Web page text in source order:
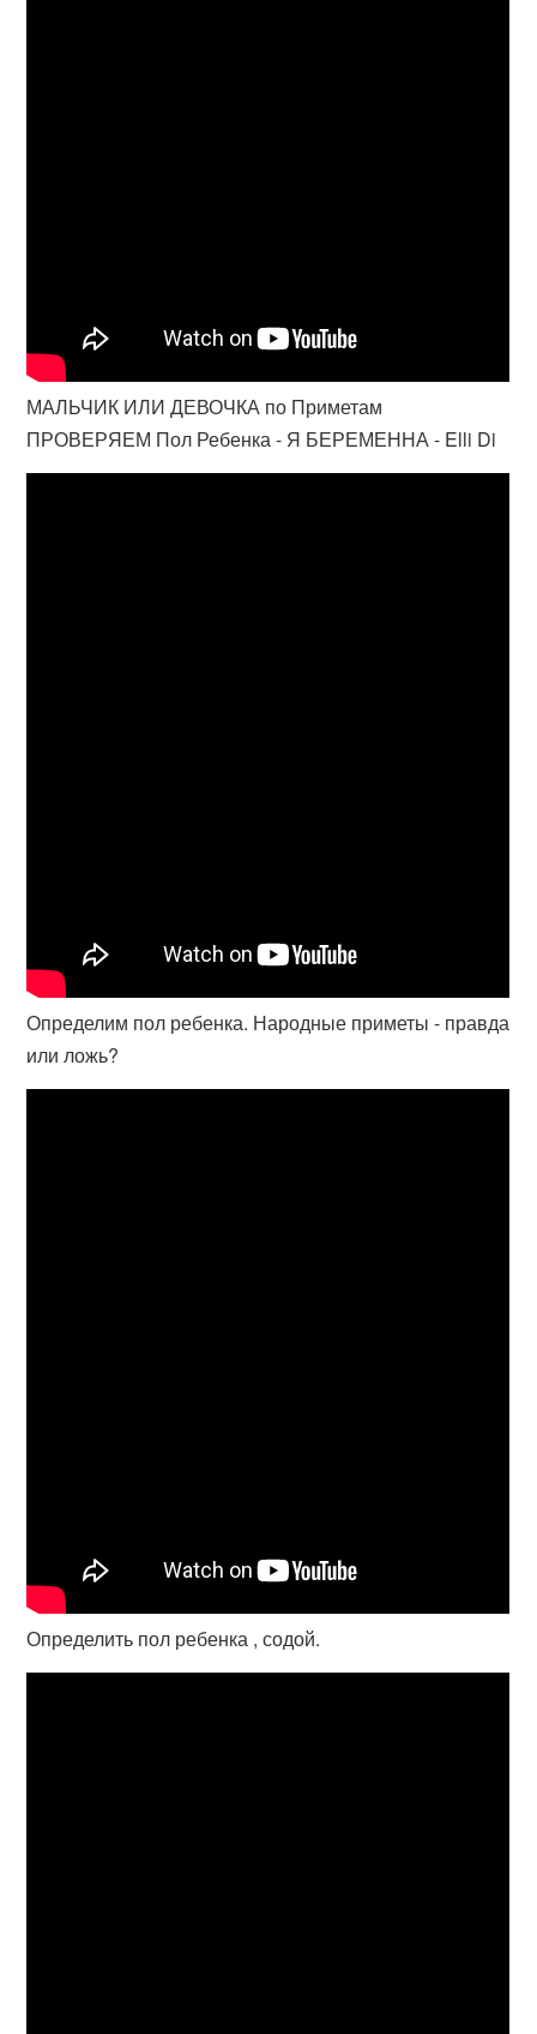
МАЛЬЧИК ИЛИ ДЕВОЧКА по Приметам
ПРОВЕРЯЕМ Пол Ребенка - Я БЕРЕМЕННА - Elli Di
Определим пол ребенка. Народные приметы - правда
или ложь?
Определить пол ребенка , содой.